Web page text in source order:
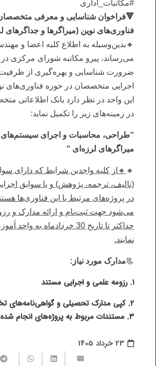
#مکاتبات_اداری
🔻فراخوان شناسایی و معرفی
فناوری‌های نوین (میراگرها و جداگرهای
🔸بدین‌وسیله به اطلاع کلیه اعضا و
می‌رساند، پیرو مکاتبه شورای مرکزی
ضرورت شناسایی و بهره‌گیری از
اجرایی متخصصان در حوزه فناوری‌های
این واحد در نظر دارد بانک اطلاعاتی
در زمینه‌های زیر را تکمیل نماید:
“طراحی، محاسبات و اجرای سیستم‌های
میراگرهای لرزه‌ای “
🔸 🔸از کلیه واجدین شرایط که دارای
(تالیف، ترجمه، پژوهش) و یا سوابق
در پروژه‌های مرتبط با این فناوری‌ها
می‌شود جهت ثبت‌نام و ارائه مدارک و
حداکثر تا تاریخ 30 خردادماه به
نمایند.
📃مدارک مورد نیاز:
۱. رزومه علمی و اجرایی مستند
۲. کپی مدارک تحصیلی و گواهی‌نامه‌های تخصصی مرتبط
۳. مستندات مربوط به پروژه‌های انجام شده
23 خرداد 1405